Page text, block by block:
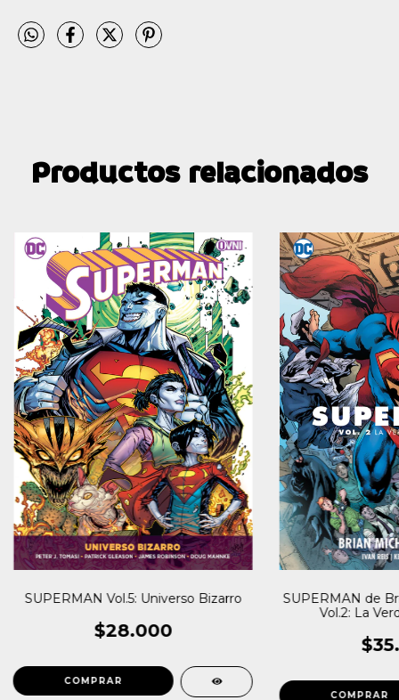
Productos relacionados
SUPERMAN Vol.5: Universo Bizarro
$28.000
SUPERMAN de
Vol.2: La